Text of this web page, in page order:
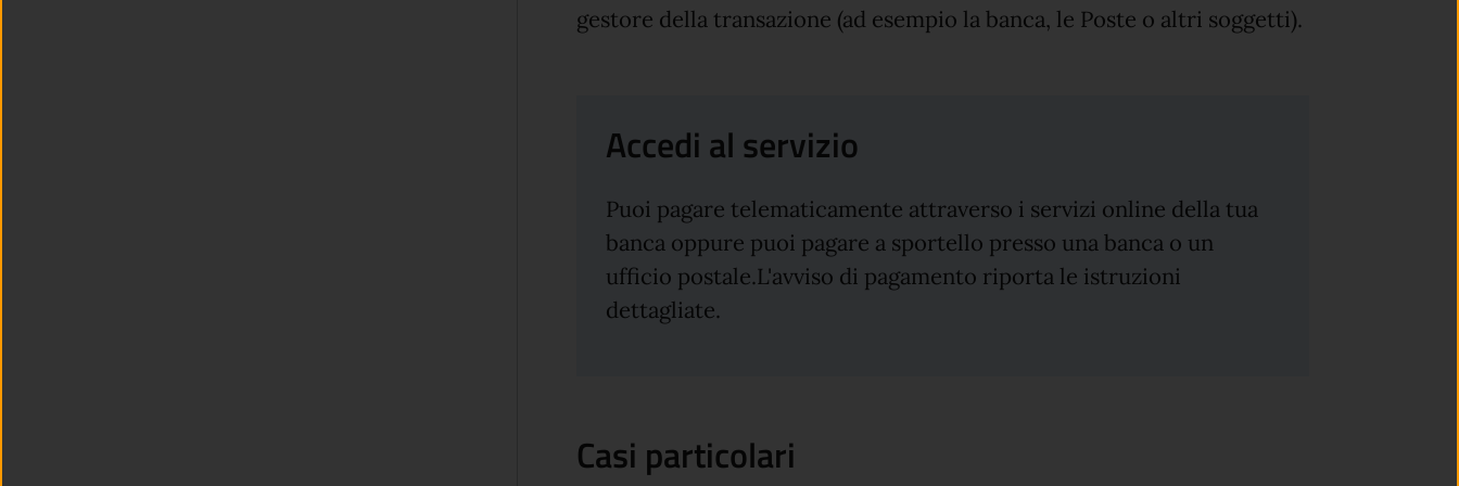
gestore della transazione (ad esempio la banca, le Poste o altri soggetti).
Accedi al servizio
Puoi pagare telematicamente attraverso i servizi online della tua
banca oppure puoi pagare a sportello presso una banca o un
ufficio postale.L'avviso di pagamento riporta le istruzioni
dettagliate.
Casi particolari